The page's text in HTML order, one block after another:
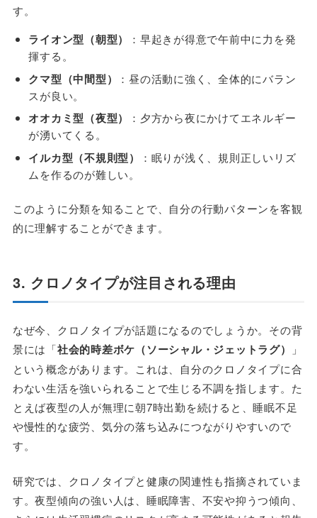
す。
ライオン型（朝型）
：早起きが得意で午前中に力を発
揮する。
クマ型（中間型）
：昼の活動に強く、全体的にバラン
スが良い。
オオカミ型（夜型）
：夕方から夜にかけてエネルギー
が湧いてくる。
イルカ型（不規則型）
：眠りが浅く、規則正しいリズ
ムを作るのが難しい。
このように分類を知ることで、自分の行動パターンを客観
的に理解することができます。
3. クロノタイプが注目される理由
なぜ今、クロノタイプが話題になるのでしょうか。その背
景には「社会的時差ボケ（ソーシャル・ジェットラグ）
」
という概念があります。これは、自分のクロノタイプに合
わない生活を強いられることで生じる不調を指します。た
とえば夜型の人が無理に朝7時出勤を続けると、睡眠不足
や慢性的な疲労、気分の落ち込みにつながりやすいので
す。
研究では、クロノタイプと健康の関連性も指摘されていま
す。夜型傾向の強い人は、睡眠障害、不安や抑うつ傾向、